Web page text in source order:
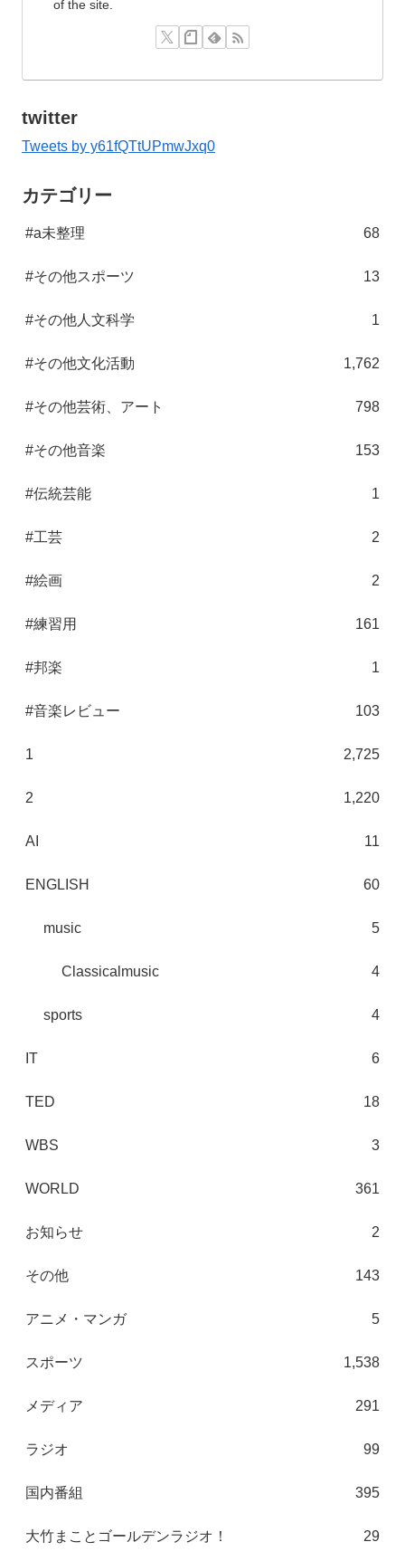
of the site.
twitter
Tweets by y61fQTtUPmwJxq0
カテゴリー
#a未整理 68
#その他スポーツ 13
#その他人文科学 1
#その他文化活動 1,762
#その他芸術、アート 798
#その他音楽 153
#伝統芸能 1
#工芸 2
#絵画 2
#練習用 161
#邦楽 1
#音楽レビュー 103
1 2,725
2 1,220
AI 11
ENGLISH 60
music 5
Classicalmusic 4
sports 4
IT 6
TED 18
WBS 3
WORLD 361
お知らせ 2
その他 143
アニメ・マンガ 5
スポーツ 1,538
メディア 291
ラジオ 99
国内番組 395
大竹まことゴールデンラジオ！ 29